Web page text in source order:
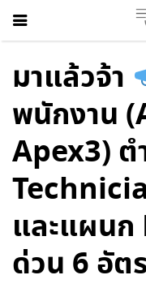
มาแล้วจ้า
พนักงาน
Apex3) ต
และแผนก
ด่วน 6 อัต